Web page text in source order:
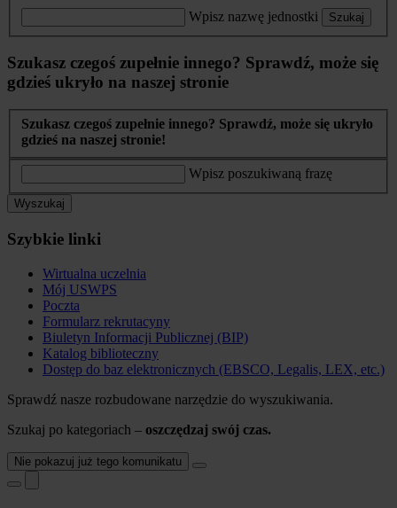
Wpisz nazwę jednostki Szukaj
Szukasz czegoś zupełnie innego? Sprawdź, może się
gdzieś ukryło na naszej stronie
Szukasz czegoś zupełnie innego? Sprawdź, może się ukryło
gdzieś na naszej stronie!
Wpisz poszukiwaną frazę
Wyszukaj
Szybkie linki
Wirtualna uczelnia
Mój USWPS
Poczta
Formularz rekrutacyny
Biuletyn Informacji Publicznej (BIP)
Katalog biblioteczny
Dostęp do baz elektronicznych (EBSCO, Legalis, LEX, etc.)
Sprawdź nasze rozbudowane narzędzie do wyszukiwania.
Szukaj po kategoriach – oszczędzaj swój czas.
Nie pokazuj już tego komunikatu